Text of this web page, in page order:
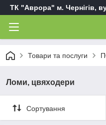
ТК "Аврора" м. Чернігів,
Товари та послуги
Ломи, цвяходери
Сортування